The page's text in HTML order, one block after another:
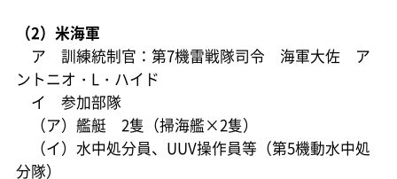
（2）米海軍
ア 訓練統制官：第7機雷戦隊司令 海軍大佐 ア
ントニオ・L・ハイド
イ 参加部隊
（ア）艦艇 2隻（掃海艦×2隻）
（イ）水中処分員、UUV操作員等（第5機動水中処
分隊）